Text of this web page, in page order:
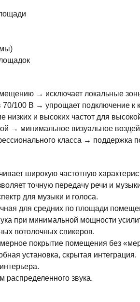
→ исключает локальные
100 В → упрощает подключение к
и высоких частот для
→ минимальное визуальное
класса → поддержка
широкую частотную
точную передачу речи и
для музыки и голоса.
для средних по площади
при минимальной мощности
потолочных спикеров.
покрытие помещения без
установка, скрытая интеграция.
звука.